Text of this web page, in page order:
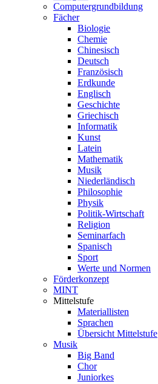
Computergrundbildung
Fächer
Biologie
Chemie
Chinesisch
Deutsch
Französisch
Erdkunde
Englisch
Geschichte
Griechisch
Informatik
Kunst
Latein
Mathematik
Musik
Niederländisch
Philosophie
Physik
Politik-Wirtschaft
Religion
Seminarfach
Spanisch
Sport
Werte und Normen
Förderkonzept
MINT
Mittelstufe
Materiallisten
Sprachen
Übersicht Mittelstufe
Musik
Big Band
Chor
Juniorkes